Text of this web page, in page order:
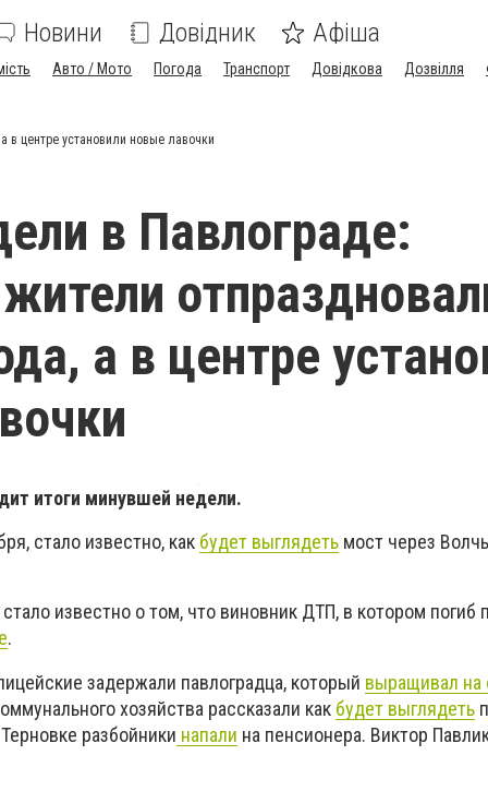
Новини Довідник Афіша
Авто / Мото Погода Транспорт Довідкова Дозвілля
в центре установили новые лавочки
в Павлограде:
а в центре
итоги минувшей недели.
стало известно, как будет выглядеть мост через
известно о том, что виновник ДТП, в котором погиб
.
задержали павлоградца, который выращивал на
хозяйства рассказали как будет выглядеть
разбойники напали на пенсионера. Виктор